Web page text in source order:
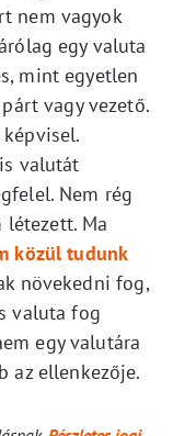
nem vagyok
egy valuta
mint egyetlen
vagy vezető.
valutát
Nem rég
létezett. Ma
közül tudunk
növekedni fog,
valuta fog
egy valutára
az ellenkezője.